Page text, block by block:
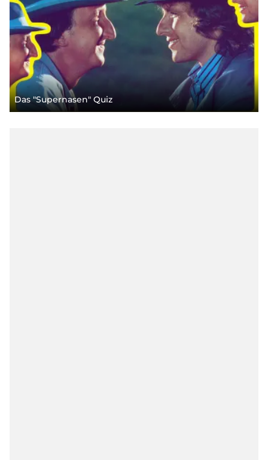
Das "Supernasen" Quiz